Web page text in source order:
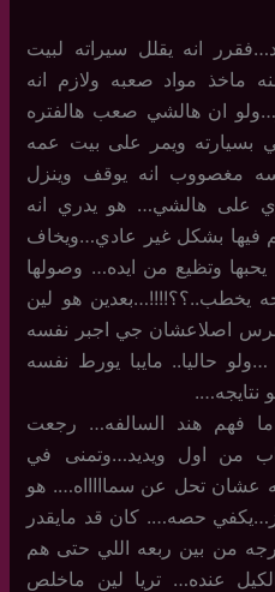
انه يقلل سيراته لبيت
ماخذ مواد صعبه ولازم انه
ان هالشي صعب هالفتره
ويمر على بيت عمه
مغصووب انه يوقف وينزل
على هالشي… هو يدري انه
فيها بشكل غير عادي…ويخاف
وتظيع من ايده… وصولها
يخطب..؟؟!!!!…بعدين هو لين
اصلاعشان جي اجبر نفسه
حاليا.. مايبا يورط نفسه
فهم هند السالفه… رجعت
من اول ويديد…وتمنى في
عشان تحل عن سماااااه…. هو
حصه…. كان قد مايقدر
من بين ربعه اللي حتى هم
عنده… تريا لين ماخلص